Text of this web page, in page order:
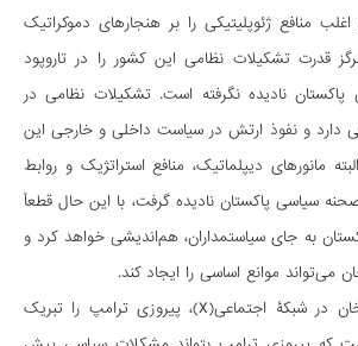
منافع ژئوپلیتیکی را بر هنجارهای دموکراتیک
قدرت تشکیلات نظامی این کشور را در تاروپود
نادیده نگرفته است. تشکیلات نظامی در
دارد و نفوذ ارتش در سیاست داخلی و خارجی این
مانورهای دیپلماتیک، منافع استراتژیک و روابط
سیاسی پاکستان نادیده گرفت، با این حال قطعاً
به جای سیاستمداران، هم‌اندیشی خواهد کرد و
می‌تواند موانع اساسی را ایجاد کند.
با توجه به اینکه عمران‌خان در شبکۀ اجتماعی(X)، پیروزی ترامپ را تبریک